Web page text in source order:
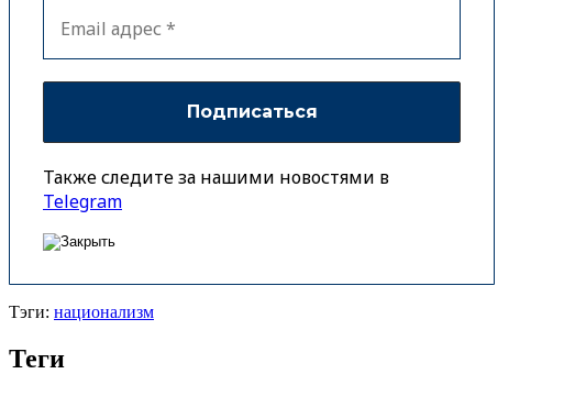
Также следите за нашими новостями в
Telegram
Тэги: национализм
Теги